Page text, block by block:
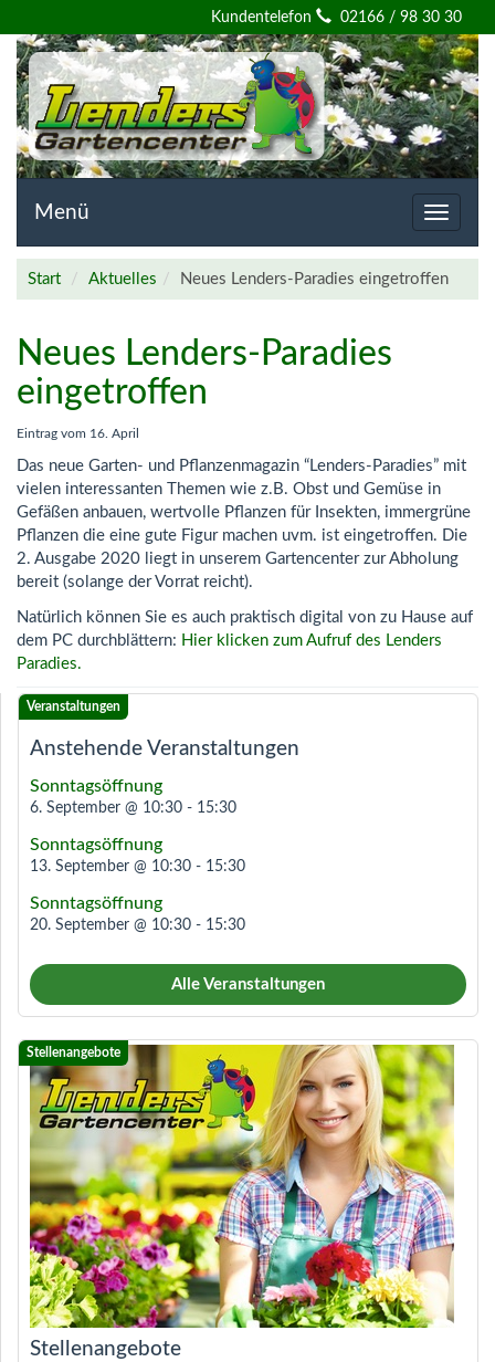
Willkommen
auf
der
Homepage
von
Lenders
Gartencenter
Kundentelefon 02166 / 98 30 30
Toggle
Menü
Start Aktuelles Neues Lenders-Paradies eingetroffen
Neues Lenders-Paradies
eingetroffen
Eintrag vom 16. April
Das neue Garten- und Pflanzenmagazin “Lenders-Paradies” mit
vielen interessanten Themen wie z.B. Obst und Gemüse in
Gefäßen anbauen, wertvolle Pflanzen für Insekten, immergrüne
Pflanzen die eine gute Figur machen uvm. ist eingetroffen. Die
2. Ausgabe 2020 liegt in unserem Gartencenter zur Abholung
bereit (solange der Vorrat reicht).
Natürlich können Sie es auch praktisch digital von zu Hause auf
dem PC durchblättern: Hier klicken zum Aufruf des Lenders
Paradies.
Anstehende Veranstaltungen
Sonntagsöffnung
6. September @ 10:30 - 15:30
Sonntagsöffnung
13. September @ 10:30 - 15:30
Sonntagsöffnung
20. September @ 10:30 - 15:30
Alle Veranstaltungen
Stellenangebote